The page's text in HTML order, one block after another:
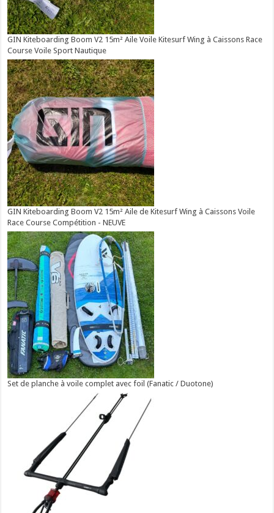
GIN Kiteboarding Boom V2 15m² Aile Voile Kitesurf Wing à Caissons Race
Course Voile Sport Nautique
GIN Kiteboarding Boom V2 15m² Aile de Kitesurf Wing à Caissons Voile
Race Course Compétition - NEUVE
Set de planche à voile complet avec foil (Fanatic / Duotone)